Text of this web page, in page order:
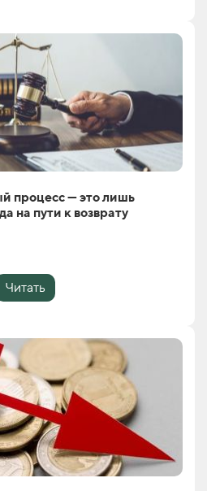
процесс — это лишь
на пути к возврату
Читать